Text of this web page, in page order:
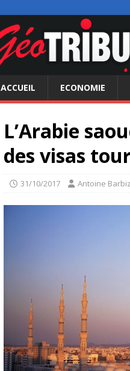
ACCUEIL ECONOMIE
L’Arabie
des visas
31/10/2017 Antoine